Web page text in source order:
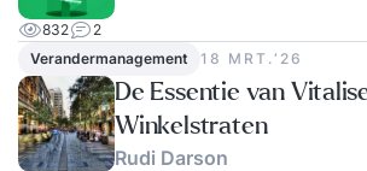
832
2
Verandermanagement
18 MRT.‘26
De Essentie van
Winkelstraten
Rudi Darson